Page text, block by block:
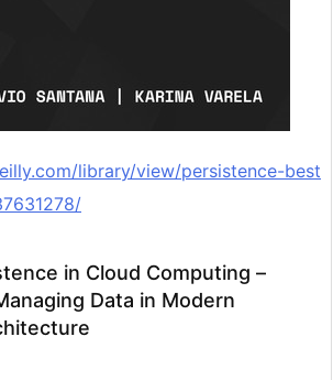
library/view/persistence-best
in Cloud Computing –
Data in Modern